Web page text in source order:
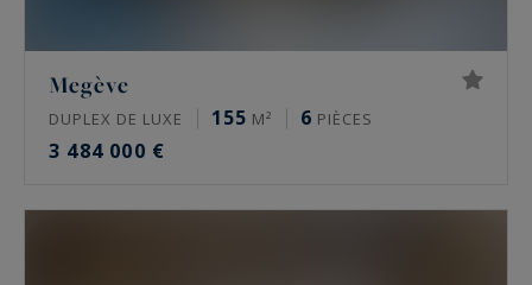
Megève
DUPLEX DE LUXE 155 M² 6 PIÈCES
3 484 000 €